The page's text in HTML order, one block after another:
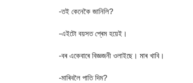
-তই কেনেকৈ জানিলি?
-এইটো বয়সত প্ৰেম হয়েই।
-বৰ একেবাৰে বিজ্ঞজনী ওলাইছে। মাৰ খাবি।
-মাৰিবলৈ পাতি দিম?